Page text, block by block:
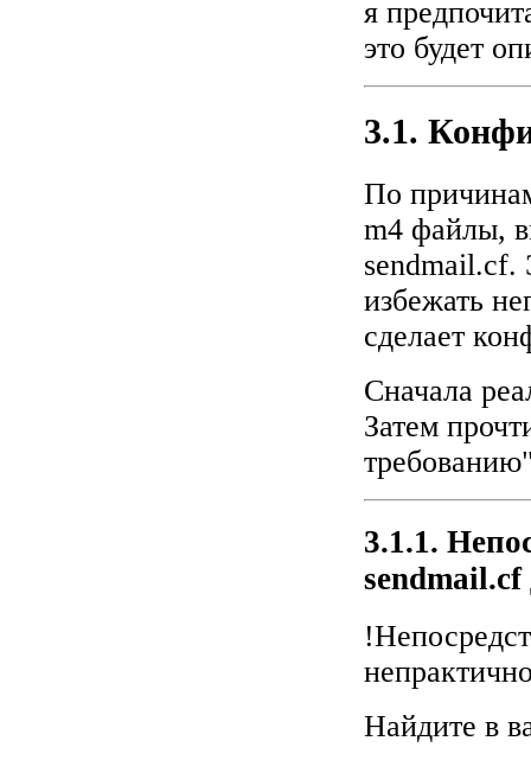
я
это будет
3.1.
По
m4 файлы,
sendmail.cf.
избежать
сделает
Сначала
Затем
3.1.1.
Найдите в